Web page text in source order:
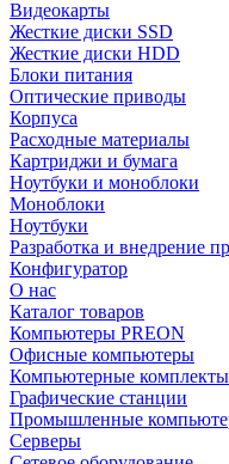
Видеокарты
Жесткие диски SSD
Жесткие диски HDD
Блоки питания
Оптические приводы
Корпуса
Расходные материалы
Картриджи и бумага
Ноутбуки и моноблоки
Моноблоки
Ноутбуки
Разработка и внедрение
Конфигуратор
О нас
Каталог товаров
Компьютеры PREON
Офисные компьютеры
Компьютерные комплекты
Графические станции
Промышленные
Серверы